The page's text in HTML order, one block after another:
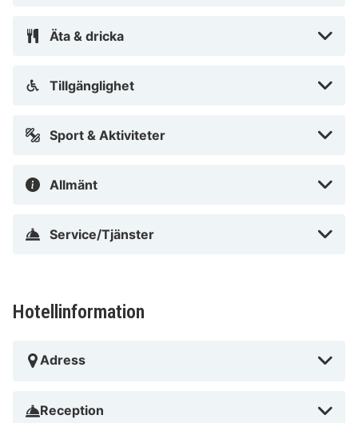
Äta & dricka
Tillgänglighet
Sport & Aktiviteter
Allmänt
Service/Tjänster
Hotellinformation
Adress
Reception